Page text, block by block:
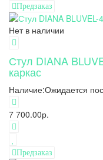
Предзаказ
Нет в наличии
Стул DIANA
каркас
Наличие:Ожидается
7 700.00р.
Предзаказ